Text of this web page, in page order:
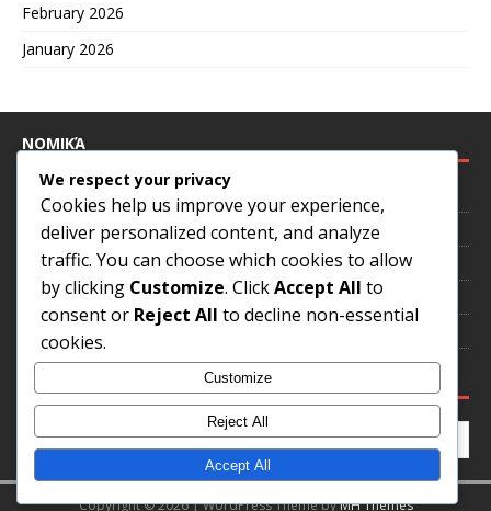
February 2026
January 2026
ΝΟΜΙΚΆ
Επικοινωνήστε μαζί μας
Η ιστορία μας
Πολιτική απορρήτου
Συμφωνία χρήστη
Προτιμήσεις cookies
Copyright © 2026 | WordPress Theme byMH Themes
We respect your privacy
Cookies help us improve your experience,
deliver personalized content, and analyze
traffic. You can choose which cookies to allow
by clicking Customize. ClickAccept All to
consent or Reject All to decline non-essential
cookies.
Customize
Reject All
Accept All